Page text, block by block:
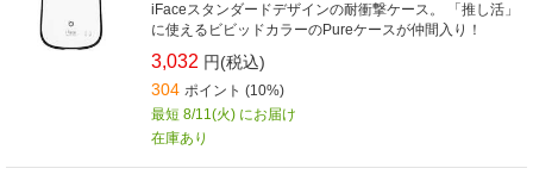
iFaceスタンダードデザインの耐衝撃ケース。 「推し活」
に使えるビビッドカラーのPureケースが仲間入り！
3,032 円(税込)
304 ポイント (10%)
最短 8/11(火) にお届け
在庫あり